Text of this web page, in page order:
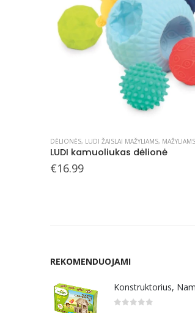
DĖLIONĖS, LUDI ŽAISLAI MAŽYLIAMS, MAŽYLIAMS
LUDI kamuoliukas dėlionė
€16.99
REKOMENDUOJAMI
Konstruktorius,